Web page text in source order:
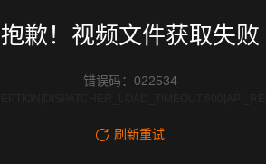
抱歉！视频文件获取失败
错误码：022534
刷新重试